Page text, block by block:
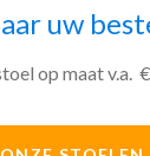
uw
op maat v.a.